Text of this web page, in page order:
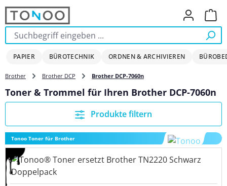
Zum Hauptinhalt springen
PAPIER BÜROTECHNIK ORDNEN & ARCHIVIEREN
Brother Brother DCP Brother DCP-7060n
Toner & Trommel für Ihren Brother DCP-7060n
Produkte filtern
Tonoo Toner für Brother